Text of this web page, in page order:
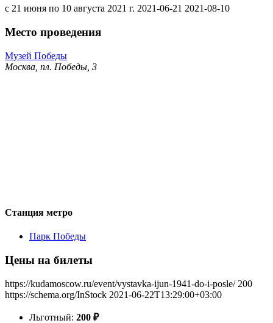
с 21 июня по 10 августа 2021 г. 2021-06-21 2021-08-10
Место проведения
Музей Победы
Москва, пл. Победы, 3
Станция метро
Парк Победы
Цены на билеты
https://kudamoscow.ru/event/vystavka-ijun-1941-do-i-posle/ 200
https://schema.org/InStock 2021-06-22T13:29:00+03:00
Льготный: 200 ₽